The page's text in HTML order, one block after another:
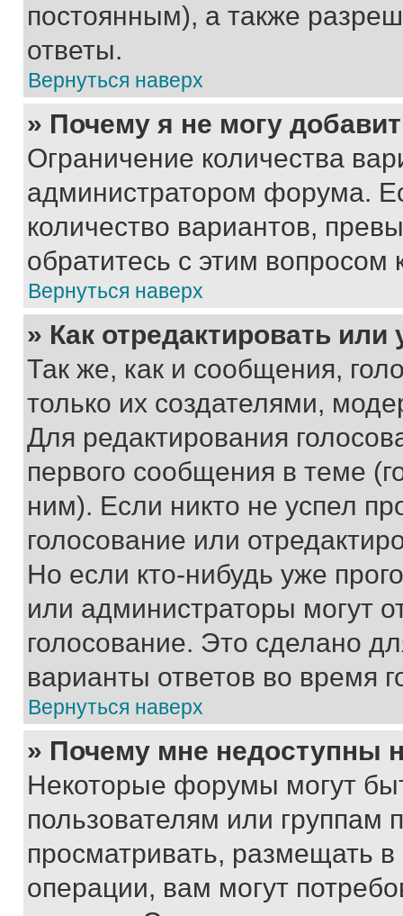
постоянным), а также
ответы.
Вернуться наверх
» Почему я не могу
Ограничение количества
администратором форума.
количество вариантов,
обратитесь с этим вопросом
Вернуться наверх
» Как отредактировать
Так же, как и сообщения,
только их создателями,
Для редактирования
первого сообщения в теме
ним). Если никто не успел
голосование или
Но если кто-нибудь уже
или администраторы могут
голосование. Это сделано
варианты ответов во время
Вернуться наверх
» Почему мне недоступны
Некоторые форумы могут
пользователям или группам
просматривать, размещать
операции, вам могут